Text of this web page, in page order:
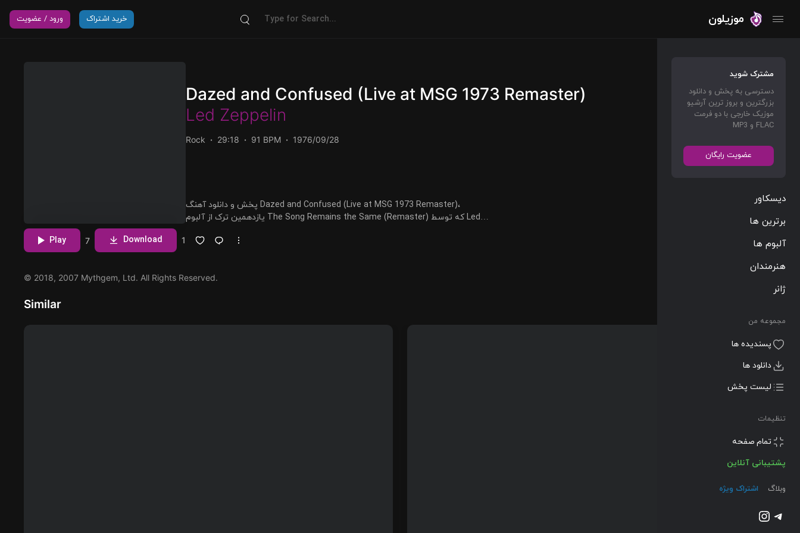
موزیلون خرید اشتراک ورود / عضویت
مشترک شوید
دسترسی به پخش و دانلود
بزرگترین و بروز ترین آرشیو
موزیک خارجی با دو فرمت
FLAC و MP3
عضویت رایگان
دیسکاور
برترین ها
آلبوم ها
هنرمندان
ژانر
مجموعه من
پسندیده ها
دانلود ها
لیست پخش
تنظیمات
تمام صفحه
پشتیبانی آنلاین
وبلاگ اشتراک ویژه
تلگراماینستاگرم
Dazed and Confused (Live at MSG 1973 Remaster)
Led Zeppelin
Rock 29:18 91 BPM 1976/09/28
یازدهمین ترک از آلبوم The Song Remains the Same (Remaster) که توسط Led
Zeppelin اجرا شده است را میتوانید با دو کیفیت 320 و FLAC دریافت کنید.
مشاهده بیشتر
Play 7 Download 1
© 2018, 2007 Mythgem, Ltd. All Rights Reserved.
Similar